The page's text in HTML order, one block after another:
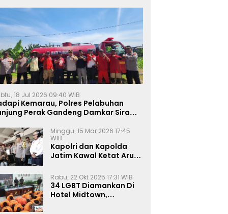
18 Jul 2026 09:40 WIB
Kemarau, Polres Pelabuhan
Perak Gandeng Damkar Siram
Minggu, 15 Mar 2026 17:45
WIB
Kapolri dan Kapolda
Jatim Kawal Ketat Arus
Rabu, 22 Okt 2025 17:31 WIB
34 LGBT Diamankan Di
Hotel Midtown,